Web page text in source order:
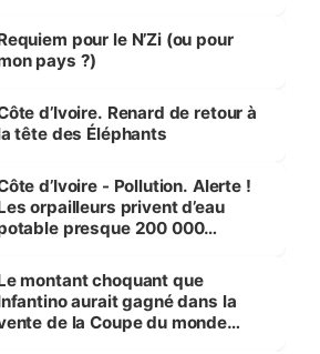
pour le N’Zi (ou pour
pays ?)
d’Ivoire. Renard de retour à
tête des Éléphants
d’Ivoire - Pollution. Alerte !
orpailleurs privent d’eau
presque 200 000
montant choquant que
aurait gagné dans la
de la Coupe du monde